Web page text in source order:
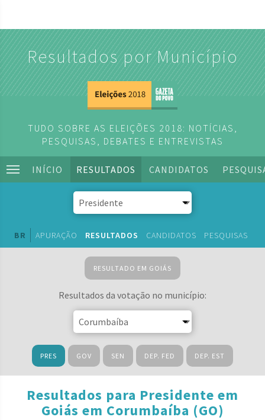
Resultados por Município
TUDO SOBRE AS ELEIÇÕES 2018: NOTÍCIAS,
PESQUISAS, DEBATES E ENTREVISTAS
INÍCIO RESULTADOS CANDIDATOS
BR APURAÇÃO RESULTADOS CANDIDATOS PESQUISAS
RESULTADO EM GOIÁS
Resultados da votação no município:
PRES GOV SEN DEP. FED DEP. EST
Resultados para Presidente em
Goiás em Corumbaíba (GO)